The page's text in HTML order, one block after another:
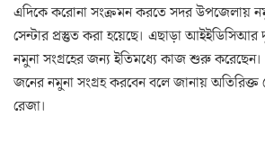
এদিকে করোনা সংক্রমন করতে সদর উপজেলায়
সেন্টার প্রস্তুত করা হয়েছে। এছাড়া আইইডিসিআর
নমুনা সংগ্রহের জন্য ইতিমধ্যে কাজ শুরু করেছেন।
জনের নমুনা সংগ্রহ করবেন বলে জানায় অতিরিক্ত
রেজা।